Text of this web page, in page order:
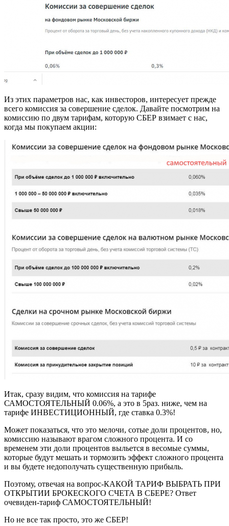
Из этих параметров нас, как инвесторов, интересует прежде
всего комиссия за совершение сделок. Давайте посмотрим на
комиссию по двум тарифам, которую СБЕР взимает с нас,
когда мы покупаем акции:
Итак, сразу видим, что комиссия на тарифе
САМОСТОЯТЕЛЬНЫЙ 0.06%, а это в 5раз. ниже, чем на
тарифе ИНВЕСТИЦИОННЫЙ, где ставка 0.3%!
Может показаться, что это мелочи, сотые доли процентов, но,
комиссию называют врагом сложного процента. И со
временем эти доли процентов выльется в весомые суммы,
которые будут мешать и тормозить эффект сложного процента
и вы будете недополучать существенную прибыль.
Поэтому, отвечая на вопрос-КАКОЙ ТАРИФ ВЫБРАТЬ ПРИ
ОТКРЫТИИ БРОКЕСКОГО СЧЕТА В СБЕРЕ? Ответ
очевиден-тариф САМОСТОЯТЕЛЬНЫЙ!
Но не все так просто, это же СБЕР!